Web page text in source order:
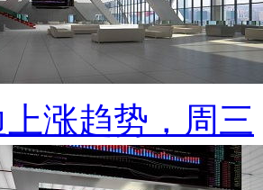
涨趋势，周三